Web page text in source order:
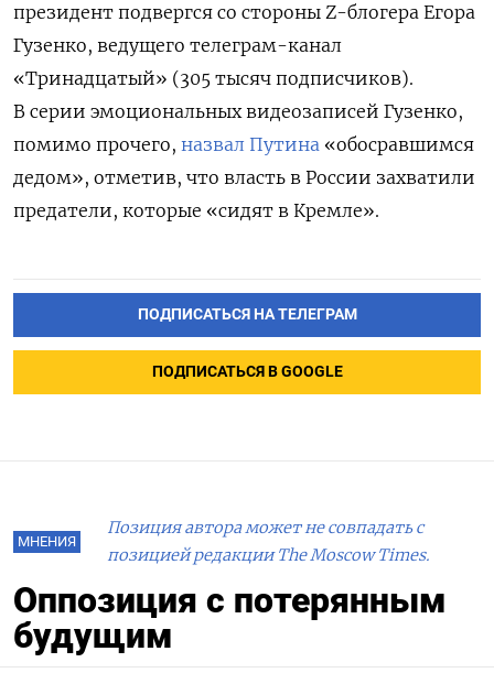
президент подвергся со стороны Z-блогера Егора
Гузенко, ведущего телеграм-канал
«Тринадцатый» (305 тысяч подписчиков).
В серии эмоциональных видеозаписей Гузенко,
помимо прочего, назвал Путина «обосравшимся
дедом», отметив, что власть в России захватили
предатели, которые «сидят в Кремле».
ПОДПИСАТЬСЯ НА ТЕЛЕГРАМ
ПОДПИСАТЬСЯ В GOOGLE
МНЕНИЯ
Позиция автора может не совпадать с
позицией редакции The Moscow Times.
Оппозиция с потерянным
будущим